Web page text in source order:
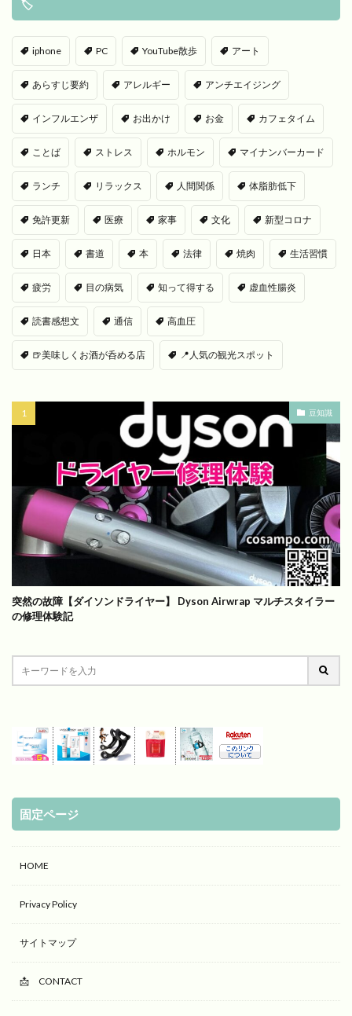
🏷
iphone PC YouTube散歩 アート
あらすじ要約 アレルギー アンチエイジング
インフルエンザ お出かけ お金 カフェタイム
ことば ストレス ホルモン マイナンバーカード
ランチ リラックス 人間関係 体脂肪低下
免許更新 医療 家事 文化 新型コロナ
日本 書道 本 法律 焼肉 生活習慣
疲労 目の病気 知って得する 虚血性腸炎
読書感想文 通信 高血圧
🍺美味しくお酒が呑める店 📍人気の観光スポット
豆知識
突然の故障【ダイソンドライヤー】 Dyson Airwrap マルチスタイラー
の修理体験記
固定ページ
HOME
Privacy Policy
サイトマップ
📩 CONTACT